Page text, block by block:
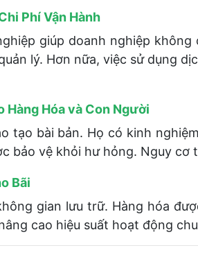
Phí Vận Hành
giúp doanh nghiệp
lý. Hơn nữa, việc sử dụng
Hàng Hóa và Con Người
tạo bài bản. Họ có kinh
bảo vệ khỏi hư hỏng. Nguy
Bãi
gian lưu trữ. Hàng hóa
cao hiệu suất hoạt động